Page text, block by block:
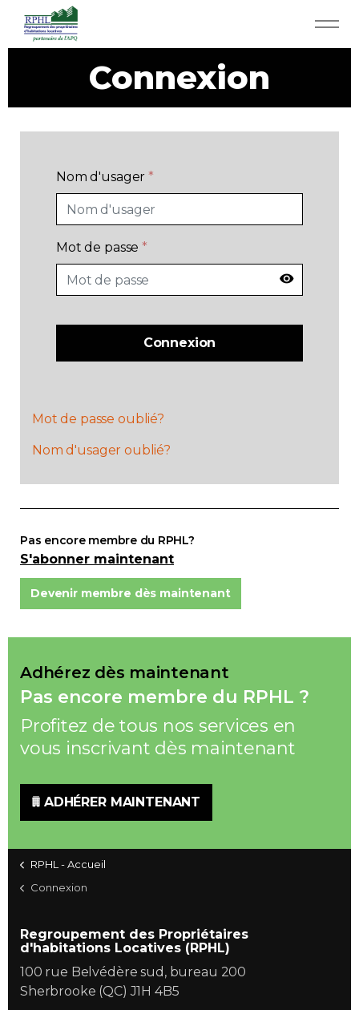
RPHL - Accueil
Rabais et économies
App APQ
Zone Membres
Contact
Connexion
Nom d'usager*
Mot de passe*
Connexion
Mot de passe oublié?
Nom d'usager oublié?
Pas encore membre du RPHL?
S'abonner maintenant
Devenir membre dès maintenant
Adhérez dès maintenant
Pas encore membre du RPHL ?
Profitez de tous nos services en
vous inscrivant dès maintenant
ADHÉRER MAINTENANT
RPHL - Accueil
Connexion
Regroupement des Propriétaires
d'habitations Locatives (RPHL)
100 rue Belvédère sud, bureau 200
Sherbrooke (QC) J1H 4B5